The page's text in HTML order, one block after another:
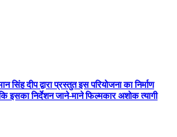
दीप द्वारा प्रस्तुत इस परियोजना का निर्माण
इसका निर्देशन जाने-माने फिल्मकार अशोक त्यागी